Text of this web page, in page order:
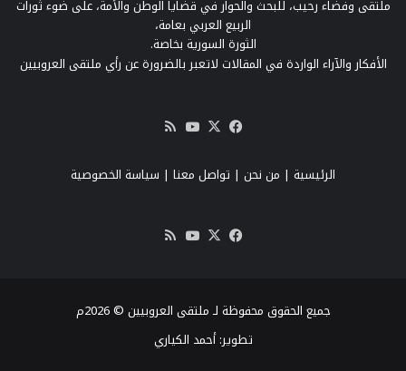
ملتقى وفضاء رحيب، للبحث والحوار في قضايا الوطن والأمة، على ضوء ثورات
الربيع العربي بعامة،
الثورة السورية بخاصة.
الأفكار والآراء الواردة في المقالات لاتعبر بالضرورة عن رأي ملتقى العروبيين
فيسبوك
‫X
‫YouTube
RSS
الرئيسية | من نحن | تواصل معنا | سياسة الخصوصية
فيسبوك
‫X
‫YouTube
جميع الحقوق محفوظة لـ ملتقى العروبيين © 2026م
تطوير:أحمد الكياري